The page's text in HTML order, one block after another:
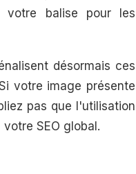
votre balise pour les
désormais ces
votre image présente
pas que l'utilisation
SEO global.